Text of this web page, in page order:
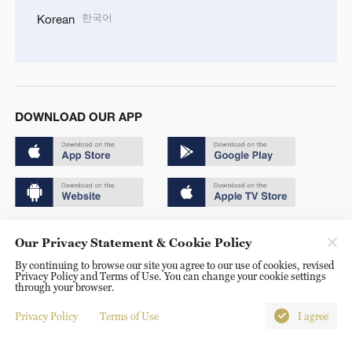
Korean 한국어
DOWNLOAD OUR APP
京ICP备20000184号
京公网安备 11010502050052号
Disinformation report hotline: 010-85061466
Our Privacy Statement & Cookie Policy
By continuing to browse our site you agree to our use of cookies, revised
Privacy Policy and Terms of Use. You can change your cookie settings
through your browser.
Privacy Policy Terms of Use I agree